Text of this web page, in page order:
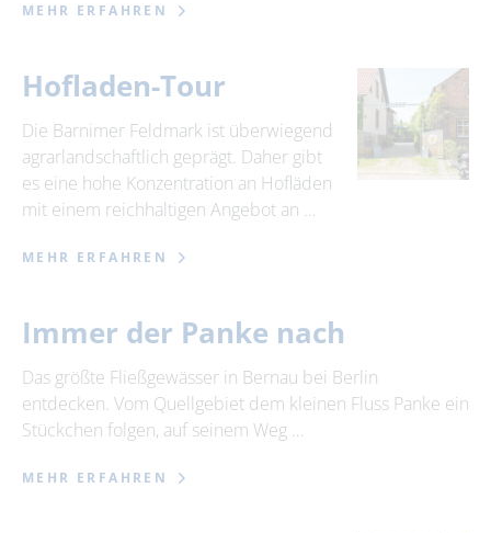
MEHR ERFAHREN
Hofladen-Tour
Die Barnimer Feldmark ist überwiegend
agrarlandschaftlich geprägt. Daher gibt
es eine hohe Konzentration an Hofläden
mit einem reichhaltigen Angebot an …
MEHR ERFAHREN
Immer der Panke nach
Das größte Fließgewässer in Bernau bei Berlin
entdecken. Vom Quellgebiet dem kleinen Fluss Panke ein
Stückchen folgen, auf seinem Weg …
MEHR ERFAHREN